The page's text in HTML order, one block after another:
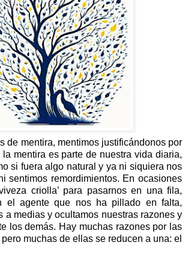
de mentira, mentimos justificándonos por
mentira es parte de nuestra vida diaria,
si fuera algo natural y ya ni siquiera nos
sentimos remordimientos. En ocasiones
criolla’ para pasarnos en una fila,
el agente que nos ha pillado en falta,
a medias y ocultamos nuestras razones y
los demás. Hay muchas razones por las
muchas de ellas se reducen a una: el